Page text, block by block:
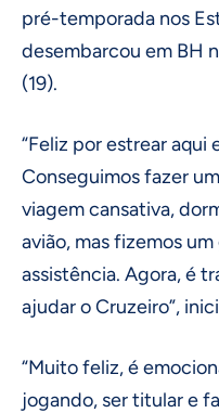
pré-temporada nos
desembarcou em BH
(19).
“Feliz por estrear aqui
Conseguimos fazer
viagem cansativa,
avião, mas fizemos
assistência. Agora, é
ajudar o Cruzeiro”,
“Muito feliz, é
jogando, ser titular e